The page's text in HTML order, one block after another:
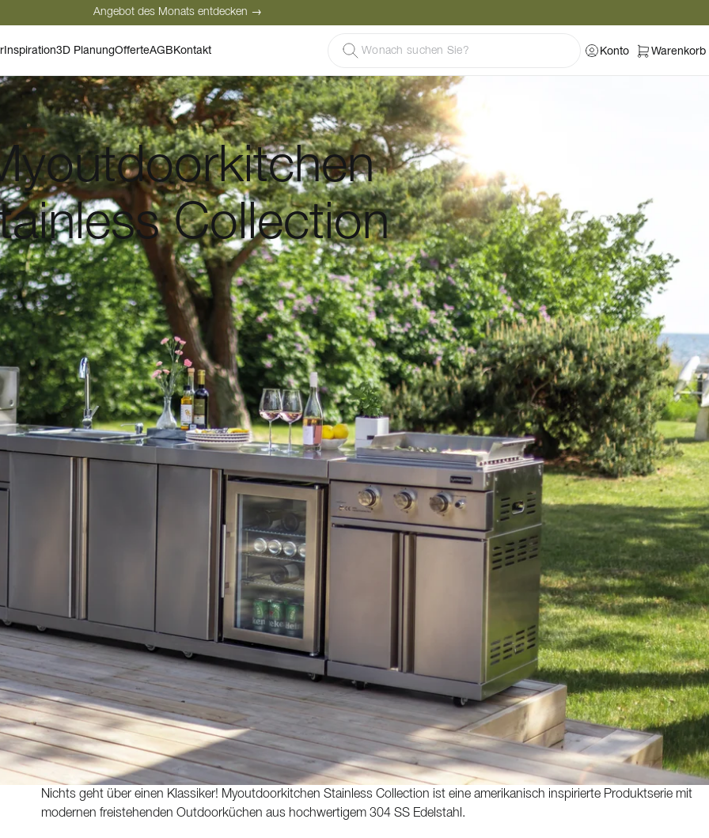
Angebot des Monats entdecken →
Inspiration3D PlanungOfferteAGBKontakt Konto Warenkorb
Collection
Nichts geht über einen Klassiker! Myoutdoorkitchen Stainless Collection ist eine amerikanisch inspirierte Produktserie mit
modernen freistehenden Outdoorküchen aus hochwertigem 304 SS Edelstahl.